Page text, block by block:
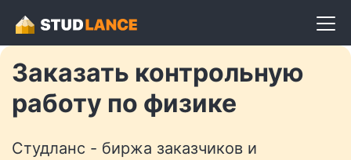
Заказать контрольную
работу по физике
Студланс - биржа заказчиков и